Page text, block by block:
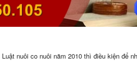
nuôi co nuôi năm 2010 thì điều kiện để